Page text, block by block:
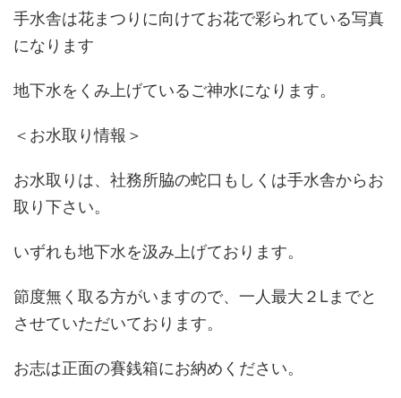
手水舎は花まつりに向けてお花で彩られている写真
になります
地下水をくみ上げているご神水になります。
＜お水取り情報＞
お水取りは、社務所脇の蛇口もしくは手水舎からお
取り下さい。
いずれも地下水を汲み上げております。
節度無く取る方がいますので、一人最大２Lまでと
させていただいております。
お志は正面の賽銭箱にお納めください。